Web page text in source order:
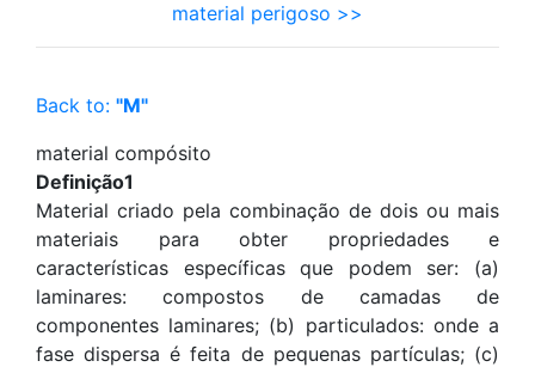
material perigoso >>
Back to: "M"
material compósito
Definição1
Material criado pela combinação de dois ou mais
materiais para obter propriedades e
características específicas que podem ser: (a)
laminares: compostos de camadas de
componentes laminares; (b) particulados: onde a
fase dispersa é feita de pequenas partículas; (c)